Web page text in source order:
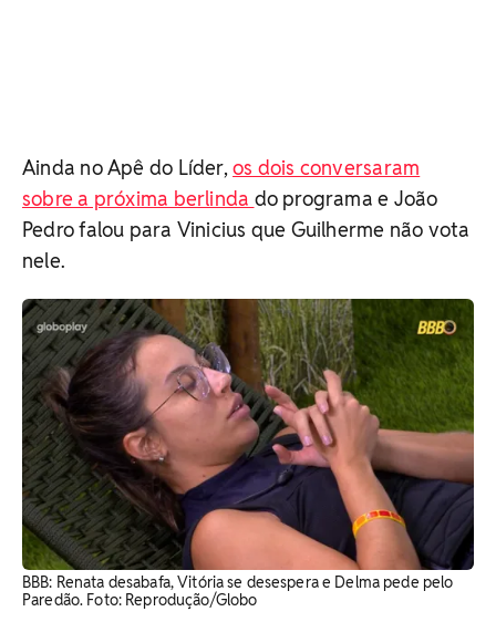
Ainda no Apê do Líder,os dois conversaram
sobre a próxima berlinda do programa e João
Pedro falou para Vinicius que Guilherme não vota
nele.
BBB: Renata desabafa, Vitória se desespera e Delma pede pelo
Paredão. Foto: Reprodução/Globo